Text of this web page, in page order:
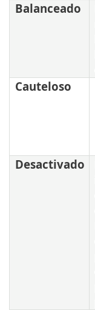
Balanceado
Cauteloso
Desactivado